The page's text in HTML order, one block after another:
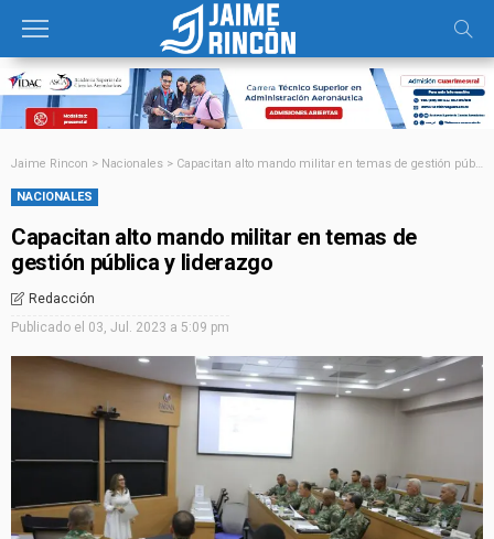
Jaime Rincon > Nacionales > Capacitan alto mando militar en temas de gestión pública y liderazgo
NACIONALES
Capacitan alto mando militar en temas de
gestión pública y liderazgo
Redacción
Publicado el 03, Jul. 2023 a 5:09 pm